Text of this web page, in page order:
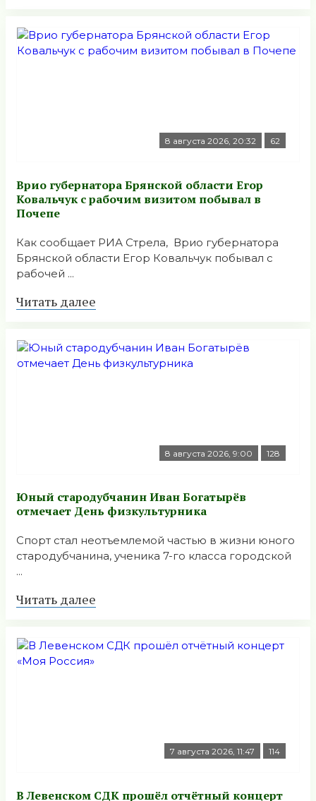
8 августа 2026, 20:32 62
Врио губернатора Брянской области Егор
Ковальчук с рабочим визитом побывал в
Почепе
Как сообщает РИА Стрела, Врио губернатора
Брянской области Егор Ковальчук побывал с
рабочей ...
Читать далее
8 августа 2026, 9:00 128
Юный стародубчанин Иван Богатырёв
отмечает День физкультурника
Спорт стал неотъемлемой частью в жизни юного
стародубчанина, ученика 7-го класса городской
...
Читать далее
7 августа 2026, 11:47 114
В Левенском СДК прошёл отчётный концерт